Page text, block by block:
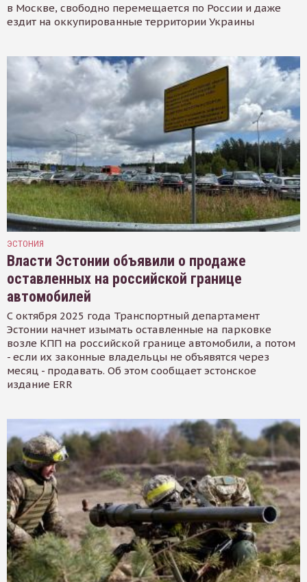
в Москве, свободно перемещается по России и даже
ездит на оккупированные территории Украины
ЭСТОНИЯ
Власти Эстонии объявили о продаже
оставленных на российской границе
автомобилей
С октября 2025 года Транспортный департамент
Эстонии начнет изымать оставленные на парковке
возле КПП на российской границе автомобили, а потом
- если их законные владельцы не объявятся через
месяц - продавать. Об этом сообщает эстонское
издание ERR